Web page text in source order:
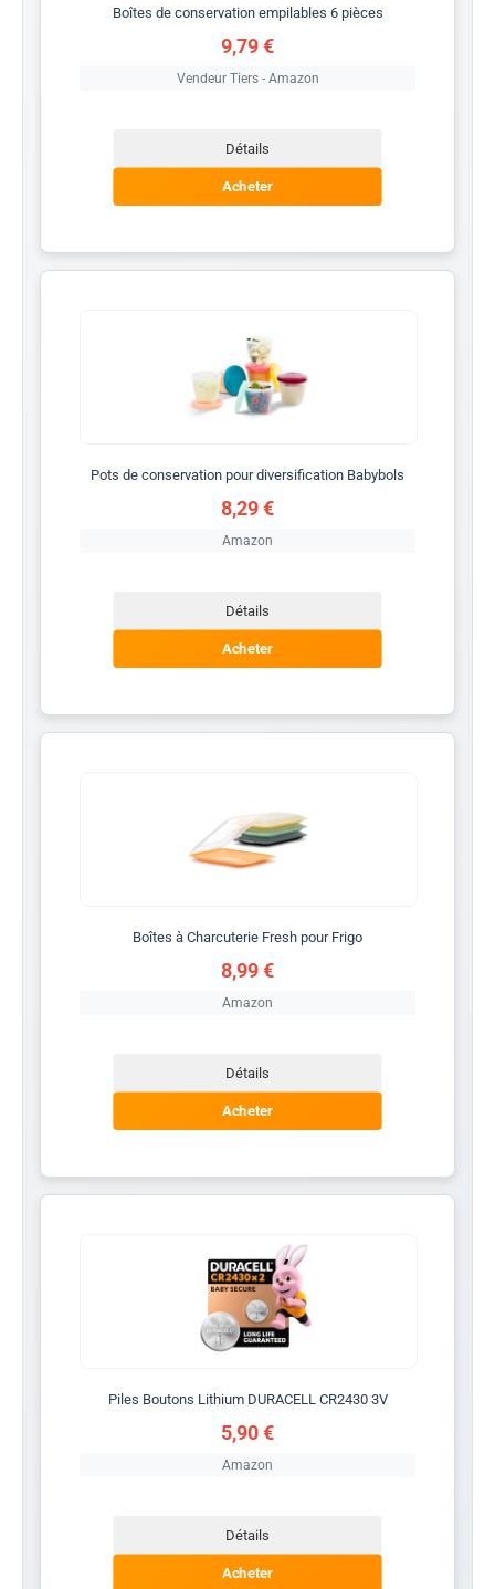
Boîtes de conservation empilables 6 pièces
9,79 €
Vendeur Tiers - Amazon
Détails
Acheter
Pots de conservation pour diversification Babybols
8,29 €
Amazon
Détails
Acheter
Boîtes à Charcuterie Fresh pour Frigo
8,99 €
Amazon
Détails
Acheter
Piles Boutons Lithium DURACELL CR2430 3V
5,90 €
Amazon
Détails
Acheter